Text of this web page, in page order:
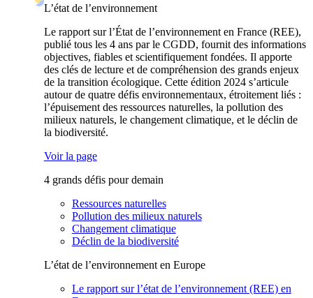
L’état de l’environnement
Le rapport sur l’État de l’environnement en France (REE),
publié tous les 4 ans par le CGDD, fournit des informations
objectives, fiables et scientifiquement fondées. Il apporte
des clés de lecture et de compréhension des grands enjeux
de la transition écologique. Cette édition 2024 s’articule
autour de quatre défis environnementaux, étroitement liés :
l’épuisement des ressources naturelles, la pollution des
milieux naturels, le changement climatique, et le déclin de
la biodiversité.
Voir la page
4 grands défis pour demain
Ressources naturelles
Pollution des milieux naturels
Changement climatique
Déclin de la biodiversité
L’état de l’environnement en Europe
Le rapport sur l’état de l’environnement (REE) en